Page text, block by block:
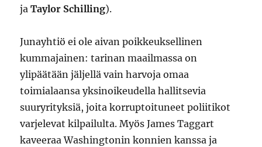
jaTaylor Schilling).
Junayhtiö ei ole aivan poikkeuksellinen
kummajainen: tarinan maailmassa on
ylipäätään jäljellä vain harvoja omaa
toimialaansa yksinoikeudella hallitsevia
suuryrityksiä, joita korruptoituneet poliitikot
varjelevat kilpailulta. Myös James Taggart
kaveeraa Washingtonin konnien kanssa ja